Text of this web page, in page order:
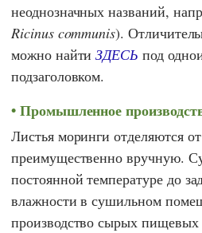
неоднозначных названий,
Ricinus communis).
можно найтиЗДЕСЬ под
подзаголовком.
Промышленное
Листья моринги отделяются
преимущественно вручную.
постоянной температуре до
влажности в сушильном
производство сырых пищевых